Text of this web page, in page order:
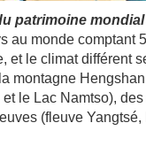
patrimoine mondial
au monde
et le climat différent
montagne
le Lac Namtso),
(fleuve